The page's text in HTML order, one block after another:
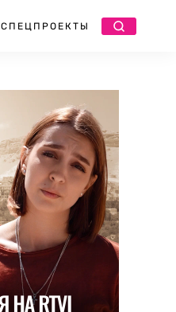
СПЕЦПРОЕКТЫ